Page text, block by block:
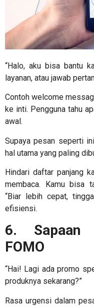
“Halo, aku bisa bantu
layanan, atau jawab
Contoh welcome
ke inti. Pengguna tahu
awal.
Supaya pesan seperti
hal utama yang paling
Hindari daftar panjang
membaca. Kamu bisa
“Biar lebih cepat,
efisiensi.
6. Sapaan
FOMO
“Hai! Lagi ada promo
produknya sekarang?”
Rasa urgensi dalam